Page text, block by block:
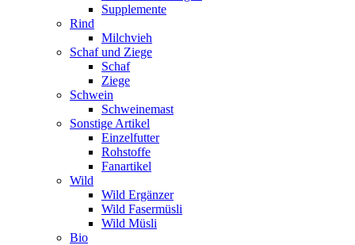
Supplemente
Rind
Milchvieh
Schaf und Ziege
Schaf
Ziege
Schwein
Schweinemast
Sonstige Artikel
Einzelfutter
Rohstoffe
Fanartikel
Wild
Wild Ergänzer
Wild Fasermüsli
Wild Müsli
Bio